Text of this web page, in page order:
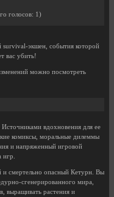
голосов: 1)
survival-экшен, события которой
вас убить!
можно посмотреть
вдохновения для ее
комиксы, моральные дилеммы
и напряженный игровой
игр.
и смертельно опасный Кетурн. Вы
сгенерированного мира,
выращивать растения и